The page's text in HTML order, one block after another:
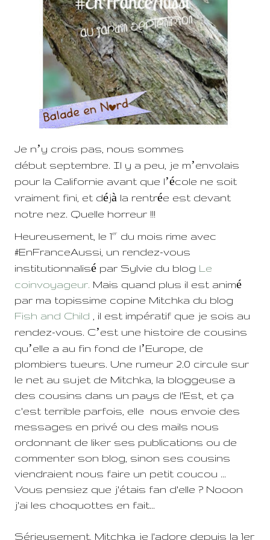
Je n’y crois pas, nous sommes
début septembre. Il y a peu, je m’envolais
pour la Californie avant que l’école ne soit
vraiment fini, et déjà la rentrée est devant
notre nez. Quelle horreur !!!
Heureusement, le 1er
du mois rime avec
#EnFranceAussi, un rendez-vous
institutionnalisé par Sylvie du blog Le
coinvoyageur. Mais quand plus il est animé
par ma topissime copine Mitchka du blog
Fish and Child , il est impératif que je sois au
rendez-vous. C’est une histoire de cousins
qu’elle a au fin fond de l’Europe, de
plombiers tueurs. Une rumeur 2.0 circule sur
le net au sujet de Mitchka, la bloggeuse a
des cousins dans un pays de l'Est, et ça
c'est terrible parfois, elle
nous envoie des
messages en privé ou des mails nous
ordonnant de liker ses publications ou de
commenter son blog, sinon ses cousins
viendraient nous faire un petit coucou ...
Vous pensiez que j'étais fan d'elle ? Nooon
j'ai les choquottes en fait...
Sérieusement, Mitchka je l'adore depuis la 1er